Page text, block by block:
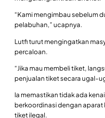
“Kami mengimbau sebelum
pelabuhan,” ucapnya.
Lutfi turut mengingatkan
percaloan.
“Jika mau membeli tiket,
penjualan tiket secara ugal-
Ia memastikan tidak ada
berkoordinasi dengan
tiket ilegal.